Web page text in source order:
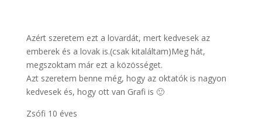
Azért szeretem ezt a lovardát, mert kedvesek az
emberek és a lovak is.(csak kitaláltam)Meg hát,
megszoktam már ezt a közösséget.
Azt szeretem benne még, hogy az oktatók is nagyon
kedvesek és, hogy ott van Grafi is 🙂
Zsófi 10 éves